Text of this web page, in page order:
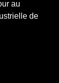
au
de